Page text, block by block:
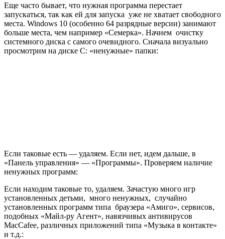
Еще часто бывает, что нужная программа перестает
запускаться, так как ей для запуска уже не хватает свободного
места. Windows 10 (особенно 64 разрядные версии) занимают
больше места, чем например «Семерка». Начнем очистку
системного диска с самого очевидного. Сначала визуально
просмотрим на диске С: «ненужные» папки:
Если таковые есть — удаляем. Если нет, идем дальше, в
«Панель управления» — «Программы». Проверяем наличие
ненужных программ:
Если находим таковые то, удаляем. Зачастую много игр
установленных детьми, много ненужных, случайно
установленных программ типа браузера «Амиго», сервисов,
подобных «Майл-ру Агент», навязчивых антивирусов
MacCafee, различных приложений типа «Музыка в контакте»
и т.д.: